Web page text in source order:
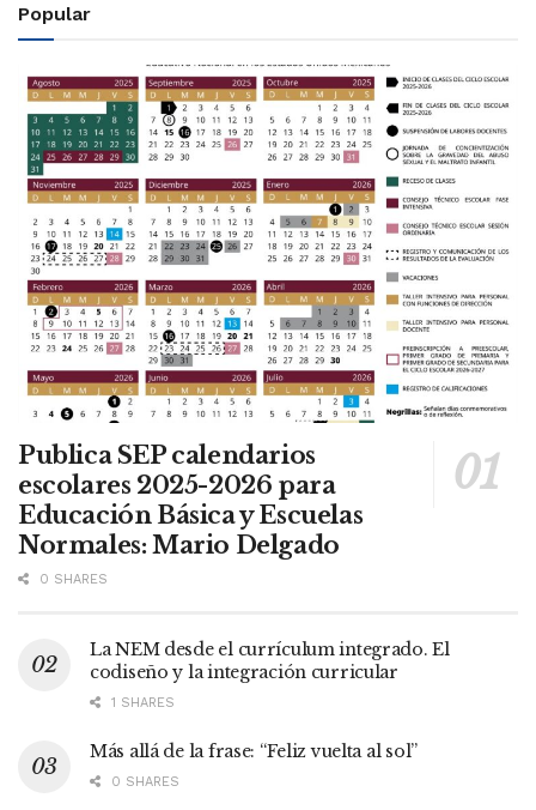
Popular
Publica SEP calendarios
escolares 2025-2026 para
Educación Básica y Escuelas
Normales: Mario Delgado
0 SHARES
La NEM desde el currículum integrado. El
codiseño y la integración curricular
1 SHARES
Más allá de la frase: “Feliz vuelta al sol”
0 SHARES